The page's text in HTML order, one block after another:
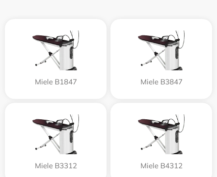
Miele B1847 Miele B3847
Miele B3312 Miele B4312